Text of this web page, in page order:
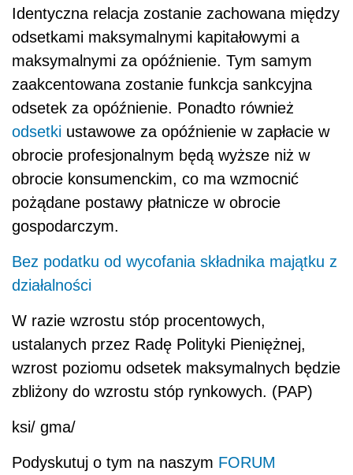
Identyczna relacja zostanie zachowana między
odsetkami maksymalnymi kapitałowymi a
maksymalnymi za opóźnienie. Tym samym
zaakcentowana zostanie funkcja sankcyjna
odsetek za opóźnienie. Ponadto również
odsetki ustawowe za opóźnienie w zapłacie w
obrocie profesjonalnym będą wyższe niż w
obrocie konsumenckim, co ma wzmocnić
pożądane postawy płatnicze w obrocie
gospodarczym.
Bez podatku od wycofania składnika majątku z
działalności
W razie wzrostu stóp procentowych,
ustalanych przez Radę Polityki Pieniężnej,
wzrost poziomu odsetek maksymalnych będzie
zbliżony do wzrostu stóp rynkowych. (PAP)
ksi/ gma/
Podyskutuj o tym na naszym FORUM